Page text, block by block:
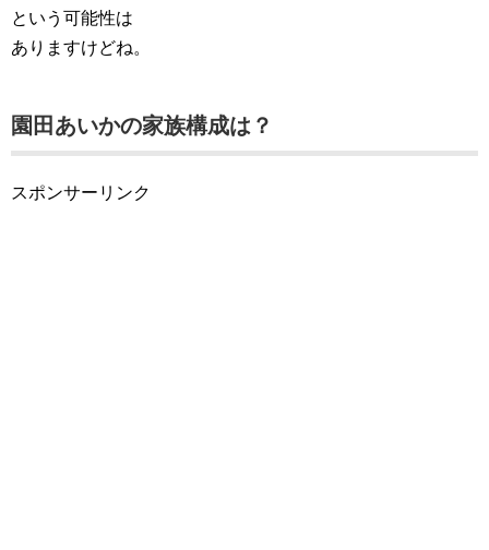
という可能性は
ありますけどね。
園田あいかの家族構成は？
スポンサーリンク